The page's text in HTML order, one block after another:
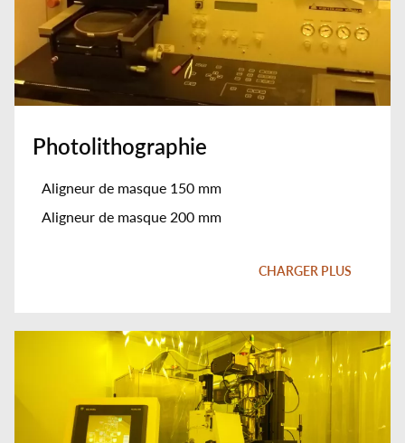
Photolithographie
Aligneur de masque 150 mm
Aligneur de masque 200 mm
CHARGER PLUS